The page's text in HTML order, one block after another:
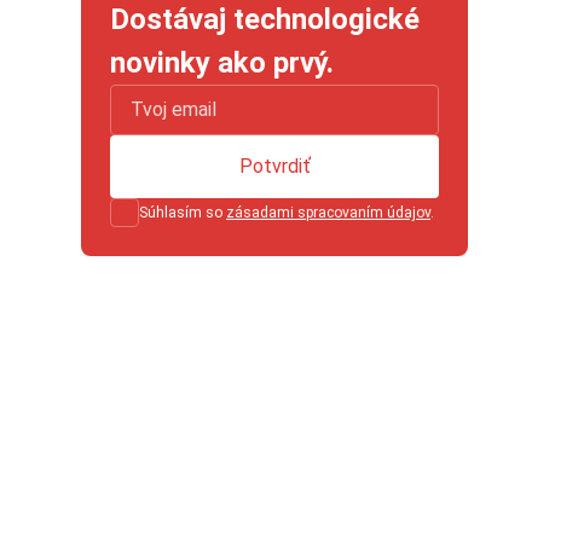
Dostávaj technologické
novinky ako prvý.
Súhlasím so zásadami spracovaním údajov.
Potvrdiť